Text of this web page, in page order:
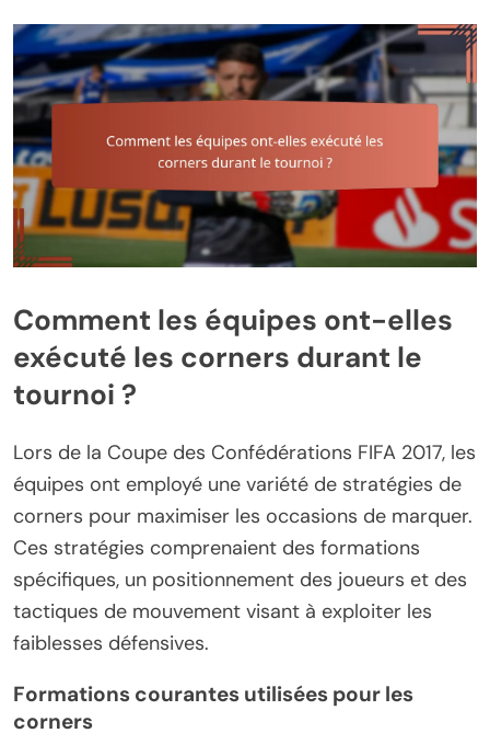
Comment les équipes ont-elles
exécuté les corners durant le
tournoi ?
Lors de la Coupe des Confédérations FIFA 2017, les
équipes ont employé une variété de stratégies de
corners pour maximiser les occasions de marquer.
Ces stratégies comprenaient des formations
spécifiques, un positionnement des joueurs et des
tactiques de mouvement visant à exploiter les
faiblesses défensives.
Formations courantes utilisées pour les
corners